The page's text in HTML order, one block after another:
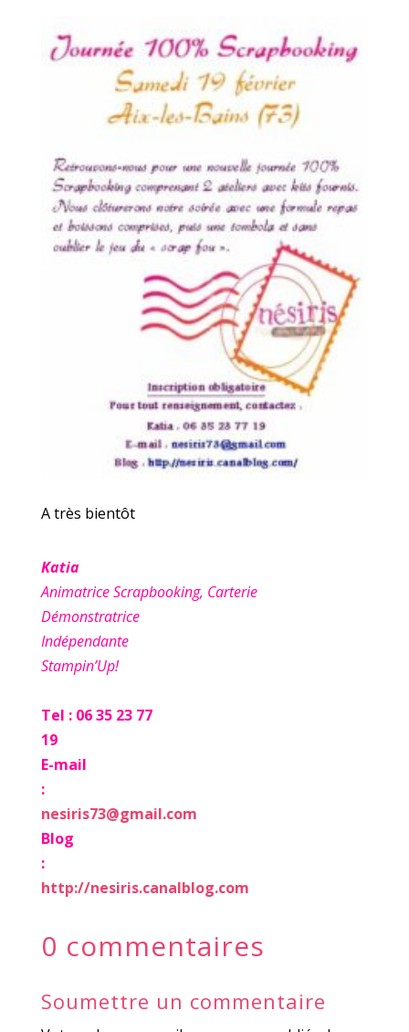
A très bientôt
Katia
Animatrice Scrapbooking, Carterie
Démonstratrice
Indépendante
Stampin’Up!
Tel : 06 35 23 77
19
E-mail
:
nesiris73@gmail.com
Blog
:
http://nesiris.canalblog.com
0 commentaires
Soumettre un commentaire